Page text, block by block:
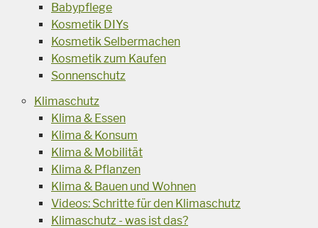
Babypflege
Kosmetik DIYs
Kosmetik Selbermachen
Kosmetik zum Kaufen
Sonnenschutz
Klimaschutz
Klima & Essen
Klima & Konsum
Klima & Mobilität
Klima & Pflanzen
Klima & Bauen und Wohnen
Videos: Schritte für den Klimaschutz
Klimaschutz - was ist das?